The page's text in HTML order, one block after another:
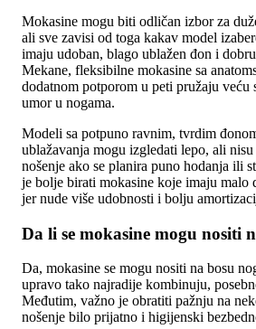
Mokasine mogu biti odličan izbor za
ali sve zavisi od toga kakav model
imaju udoban, blago ublažen đon i
Mekane, fleksibilne mokasine sa
dodatnom potporom u peti pružaju veću
umor u nogama.
Modeli sa potpuno ravnim, tvrdim
ublažavanja mogu izgledati lepo, ali
nošenje ako se planira puno hodanja ili
je bolje birati mokasine koje imaju
jer nude više udobnosti i bolju
Da li se mokasine mogu nositi
Da, mokasine se mogu nositi na bosu
upravo tako najradije kombinuju,
Međutim, važno je obratiti pažnju na
nošenje bilo prijatno i higijenski